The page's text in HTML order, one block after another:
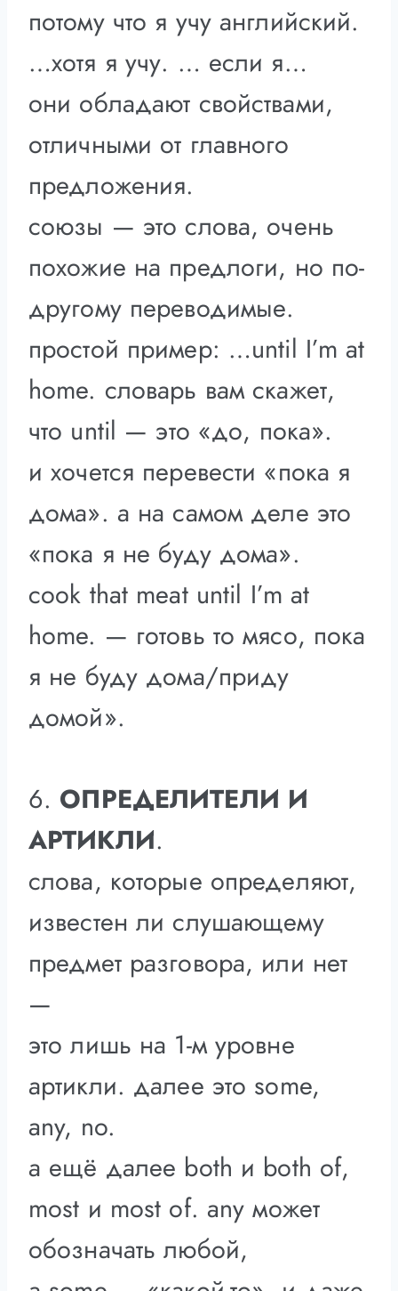
потому что я учу английский.
…хотя я учу. … если я…
они обладают свойствами,
отличными от главного
предложения.
союзы — это слова, очень
похожие на предлоги, но по-
другому переводимые.
простой пример: …until I’m at
home. словарь вам скажет,
что until — это «до, пока».
и хочется перевести «пока я
дома». а на самом деле это
«пока я не буду дома».
cook that meat until I’m at
home. — готовь то мясо, пока
я не буду дома/приду
домой».
6. ОПРЕДЕЛИТЕЛИ И
АРТИКЛИ.
слова, которые определяют,
известен ли слушающему
предмет разговора, или нет
—
это лишь на 1-м уровне
артикли. далее это some,
any, no.
а ещё далее both и both of,
most и most of. any может
обозначать любой,